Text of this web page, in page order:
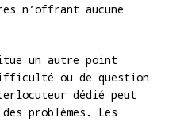
n’offrant aucune
un autre point
ou de question
dédié peut
problèmes. Les